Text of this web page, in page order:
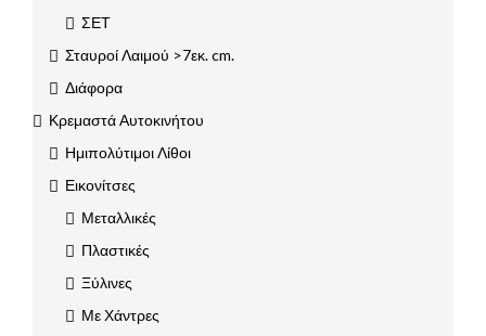
ΣΕΤ
Σταυροί Λαιμού >7εκ. cm.
Διάφορα
Κρεμαστά Αυτοκινήτου
Ημιπολύτιμοι Λίθοι
Εικονίτσες
Μεταλλικές
Πλαστικές
Ξύλινες
Με Χάντρες